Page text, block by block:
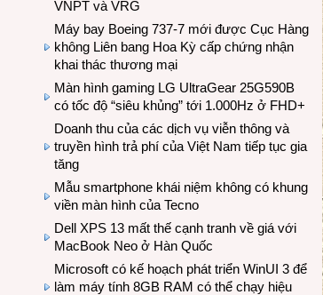
VNPT và VRG
Máy bay Boeing 737-7 mới được Cục Hàng
không Liên bang Hoa Kỳ cấp chứng nhận
khai thác thương mại
Màn hình gaming LG UltraGear 25G590B
có tốc độ “siêu khủng” tới 1.000Hz ở FHD+
Doanh thu của các dịch vụ viễn thông và
truyền hình trả phí của Việt Nam tiếp tục gia
tăng
Mẫu smartphone khái niệm không có khung
viền màn hình của Tecno
Dell XPS 13 mất thế cạnh tranh về giá với
MacBook Neo ở Hàn Quốc
Microsoft có kế hoạch phát triển WinUI 3 để
làm máy tính 8GB RAM có thể chạy hiệu